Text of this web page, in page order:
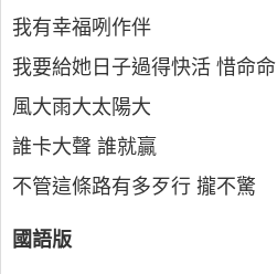
我有幸福咧作伴
我要給她日子過得快活 惜命命
風大雨大太陽大
誰卡大聲 誰就贏
不管這條路有多歹行 攏不驚
國語版